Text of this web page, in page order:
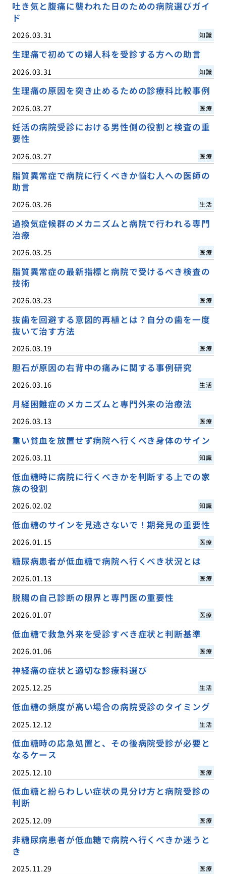
吐き気と腹痛に襲われた日のための病院選びガイ
ド
2026.03.31 知識
生理痛で初めての婦人科を受診する方への助言
2026.03.31 知識
生理痛の原因を突き止めるための診療科比較事例
2026.03.27 医療
妊活の病院受診における男性側の役割と検査の重
要性
2026.03.27 医療
脂質異常症で病院に行くべきか悩む人への医師の
助言
2026.03.26 生活
過換気症候群のメカニズムと病院で行われる専門
治療
2026.03.25 医療
脂質異常症の最新指標と病院で受けるべき検査の
技術
2026.03.23 医療
抜歯を回避する意図的再植とは？自分の歯を一度
抜いて治す方法
2026.03.19 医療
胆石が原因の右背中の痛みに関する事例研究
2026.03.16 生活
月経困難症のメカニズムと専門外来の治療法
2026.03.13 医療
重い貧血を放置せず病院へ行くべき身体のサイン
2026.03.11 知識
低血糖時に病院に行くべきかを判断する上での家
族の役割
2026.02.02 知識
低血糖のサインを見逃さないで！期発見の重要性
2026.01.15 医療
糖尿病患者が低血糖で病院へ行くべき状況とは
2026.01.13 医療
脱腸の自己診断の限界と専門医の重要性
2026.01.07 医療
低血糖で救急外来を受診すべき症状と判断基準
2026.01.06 医療
神経痛の症状と適切な診療科選び
2025.12.25 生活
低血糖の頻度が高い場合の病院受診のタイミング
2025.12.12 生活
低血糖時の応急処置と、その後病院受診が必要と
なるケース
2025.12.10 医療
低血糖と紛らわしい症状の見分け方と病院受診の
判断
2025.12.09 医療
非糖尿病患者が低血糖で病院へ行くべきか迷うと
き
2025.11.29 医療